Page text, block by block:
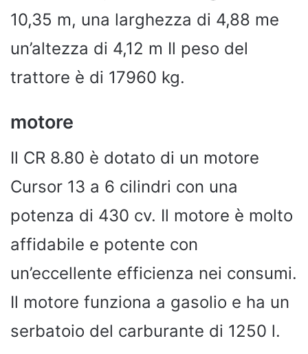
10,35 m, una larghezza di 4,88 me
un’altezza di 4,12 m Il peso del
trattore è di 17960 kg.
motore
Il CR 8.80 è dotato di un motore
Cursor 13 a 6 cilindri con una
potenza di 430 cv. Il motore è molto
affidabile e potente con
un’eccellente efficienza nei consumi.
Il motore funziona a gasolio e ha un
serbatoio del carburante di 1250 l.